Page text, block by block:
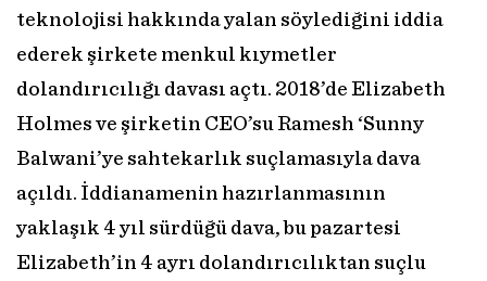
teknolojisi hakkında yalan söylediğini iddia
ederek şirkete menkul kıymetler
dolandırıcılığı davası açtı. 2018’de Elizabeth
Holmes ve şirketin CEO’su Ramesh ‘Sunny
Balwani’ye sahtekarlık suçlamasıyla dava
açıldı. İddianamenin hazırlanmasının
yaklaşık 4 yıl sürdüğü dava, bu pazartesi
Elizabeth’in 4 ayrı dolandırıcılıktan suçlu